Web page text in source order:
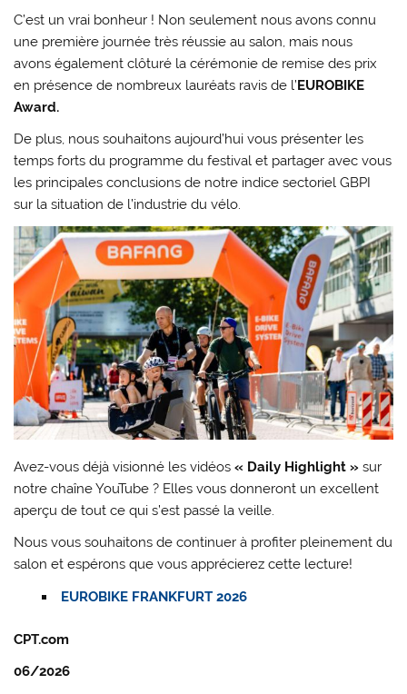
C’est un vrai bonheur ! Non seulement nous avons connu
une première journée très réussie au salon, mais nous
avons également clôturé la cérémonie de remise des prix
en présence de nombreux lauréats ravis de l’EUROBIKE
Award.
De plus, nous souhaitons aujourd’hui vous présenter les
temps forts du programme du festival et partager avec vous
les principales conclusions de notre indice sectoriel GBPI
sur la situation de l’industrie du vélo.
Avez-vous déjà visionné les vidéos« Daily Highlight » sur
notre chaîne YouTube ? Elles vous donneront un excellent
aperçu de tout ce qui s’est passé la veille.
Nous vous souhaitons de continuer à profiter pleinement du
salon et espérons que vous apprécierez cette lecture!
EUROBIKE FRANKFURT 2026
CPT.com
06/2026